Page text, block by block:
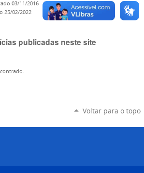
03/11/2016
25/02/2022
publicadas neste site
Voltar para o topo